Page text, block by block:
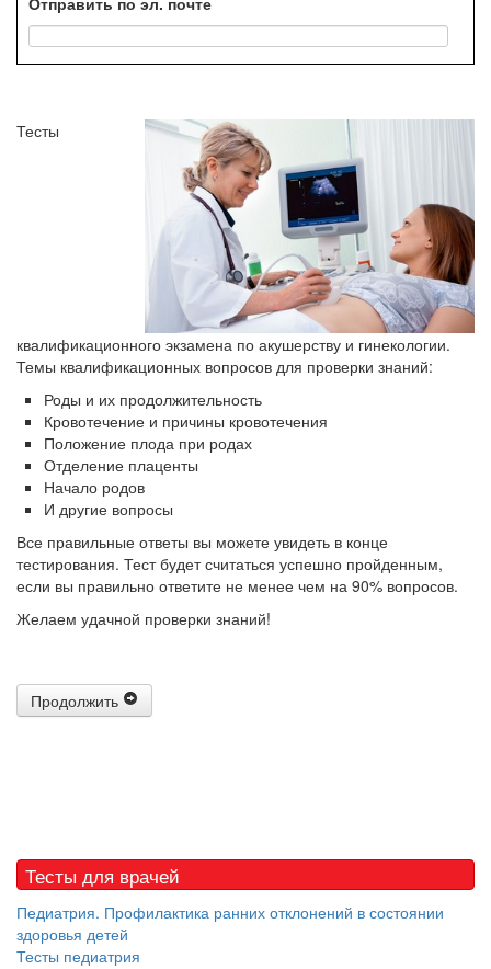
острой кардиотоксичности и
роста сопутствующих
осложнений от...
Закон о праве родителей находиться с детьми в
реанимации внесен в Госдуму
Соответствующий
законопроект внесен в
палату на
рассмотрение. Суть его
бесплатно, в течении всего срока лечения...
Тесты
квалификационного экзамена по акушерству и гинекологии.
Темы квалификационных вопросов для проверки знаний:
Роды и их продолжительность
Кровотечение и причины кровотечения
Положение плода при родах
Отделение плаценты
Начало родов
И другие вопросы
Все правильные ответы вы можете увидеть в конце
тестирования. Тест будет считаться успешно пройденным,
если вы правильно ответите не менее чем на 90% вопросов.
Желаем удачной проверки знаний!
Продолжить
Тесты для врачей
Педиатрия. Профилактика ранних отклонений в состоянии
здоровья детей
Тесты педиатрия